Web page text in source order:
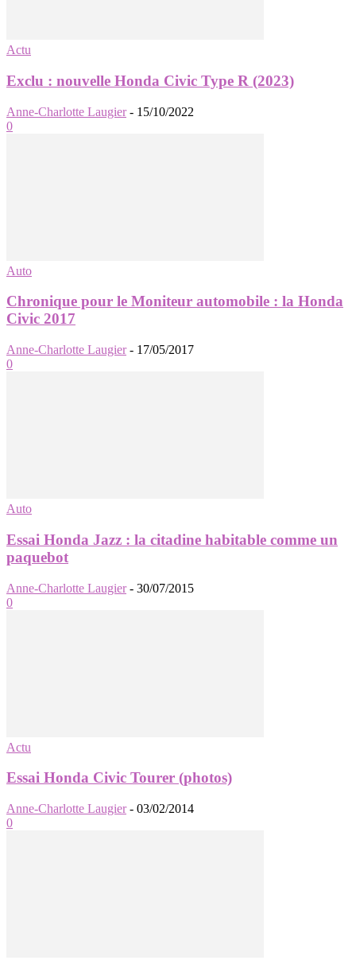
Actu
Exclu : nouvelle Honda Civic Type R (2023)
Anne-Charlotte Laugier - 15/10/2022
0
Auto
Chronique pour le Moniteur automobile : la Honda
Civic 2017
Anne-Charlotte Laugier - 17/05/2017
0
Auto
Essai Honda Jazz : la citadine habitable comme un
paquebot
Anne-Charlotte Laugier - 30/07/2015
0
Actu
Essai Honda Civic Tourer (photos)
Anne-Charlotte Laugier - 03/02/2014
0